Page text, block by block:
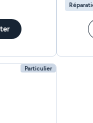
Particulier